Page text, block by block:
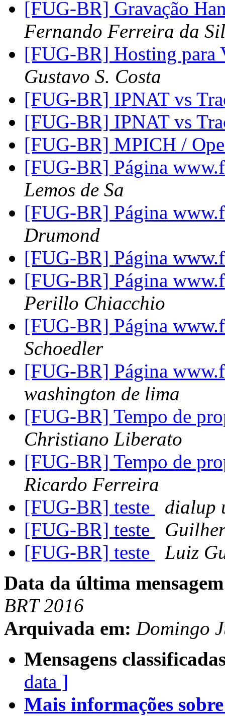
[FUG-BR] Gravação
Fernando Ferreira da
[FUG-BR] Hosting para
Gustavo S. Costa
[FUG-BR] IPNAT vs
[FUG-BR] IPNAT vs
[FUG-BR] MPICH /
[FUG-BR] Página
Lemos de Sa
[FUG-BR] Página
Drumond
[FUG-BR] Página
[FUG-BR] Página
Perillo Chiacchio
[FUG-BR] Página
Schoedler
[FUG-BR] Página
washington de lima
[FUG-BR] Tempo de
Christiano Liberato
[FUG-BR] Tempo de
Ricardo Ferreira
[FUG-BR] teste
dialup
[FUG-BR] teste
[FUG-BR] teste
Luiz
Data da última
BRT 2016
Arquivada em: Domingo
Mensagens
data ]
Mais informações